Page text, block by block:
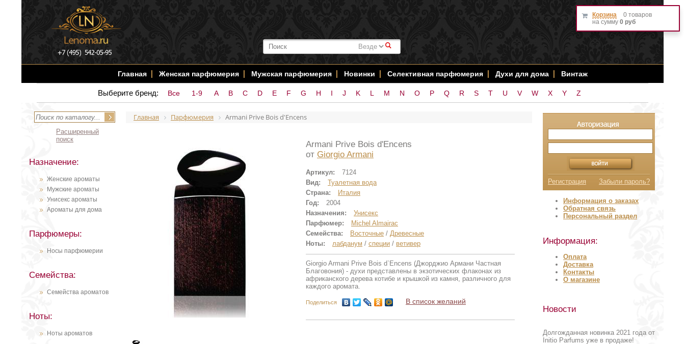
#
Главная Женская парфюмерия Мужская парфюмерия Новинки Селективная парфюмерия Духи для дома Винтаж
Выберите бренд: Все 1-9 A B C D E F G H I J K L M N O P Q R S T U V W X Y Z
Расширенный
поиск
Назначение:
Женские ароматы
Мужские ароматы
Унисекс ароматы
Ароматы для дома
Парфюмеры:
Носы парфюмерии
Семейства:
Семейства ароматов
Ноты:
Ноты ароматов
Главная Парфюмерия Armani Prive Bois d'Encens
Armani Prive Bois d'Encens
от Giorgio Armani
Артикул:
7124
Вид:
Туалетная вода
Страна:
Италия
Год:
2004
Назначения:
Унисекс
Парфюмер:
Michel Almairac
Семейства:
Восточные / Древесные
Ноты:
лабданум / специи / ветивер
Giorgio Armani Prive Bois d`Encens (Джорджио Армани Частная
Благовония) - духи представлены в экзотических флаконах из
африканского дерева котибе и крышкой из камня, различного для
каждого аромата.
Поделиться В список желаний
Корзина
0 товаров
на сумму 0 руб
Регистрация Забыли пароль?
Информация о заказах
Обратная связь
Персональный раздел
Информация:
Оплата
Доставка
Контакты
О магазине
Новости
Долгожданная новинка 2021 года от
Initio Parfums уже в продаже!